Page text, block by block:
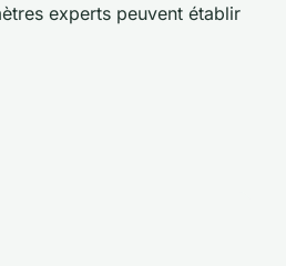
experts peuvent établir